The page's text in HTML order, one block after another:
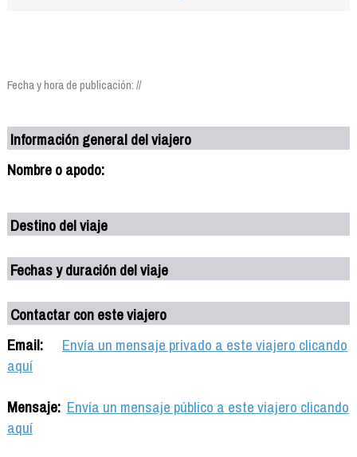
Fecha y hora de publicación: //
Información general del viajero
Nombre o apodo:
Destino del viaje
Fechas y duración del viaje
Contactar con este viajero
Email:
Envía un mensaje privado a este viajero clicando
aquí
Mensaje: Envía un mensaje público a este viajero clicando
aquí